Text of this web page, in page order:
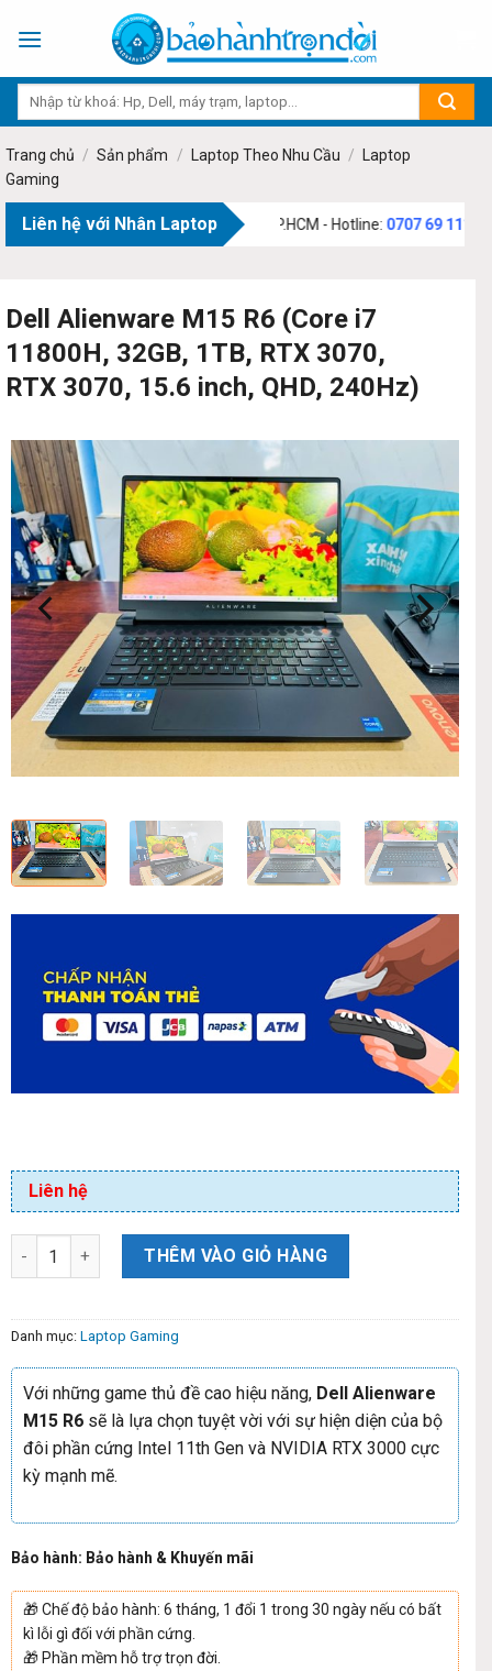
Trang chủ / Sản phẩm / Laptop Theo Nhu Cầu /
Laptop
Gaming
Liên hệ với Nhân Laptop
Tân Sơn, TP.HCM - Hotline: 0707 69 1111
Dell Alienware M15 R6 (Core i7
11800H, 32GB, 1TB, RTX 3070,
RTX 3070, 15.6 inch, QHD, 240Hz)
Liên hệ
THÊM VÀO GIỎ HÀNG
Danh mục: Laptop Gaming
Với những game thủ đề cao hiệu năng, Dell Alienware
M15 R6 sẽ là lựa chọn tuyệt vời với sự hiện diện của bộ
đôi phần cứng Intel 11th Gen và NVIDIA RTX 3000 cực
kỳ mạnh mẽ.
Bảo hành: Bảo hành & Khuyến mãi
🎁Chế độ bảo hành: 6 tháng, 1 đổi 1 trong 30 ngày nếu có bất
kì lỗi gì đối với phần cứng.
🎁 Phần mềm hỗ trợ trọn đời.